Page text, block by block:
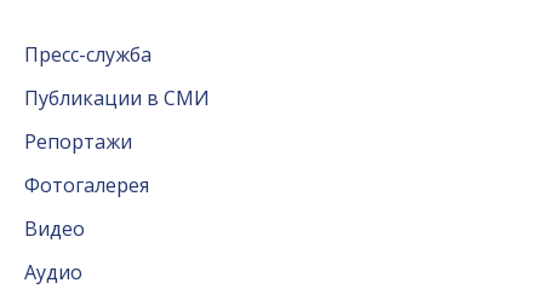
Пресс-служба
Публикации в СМИ
Репортажи
Фотогалерея
Видео
Аудио